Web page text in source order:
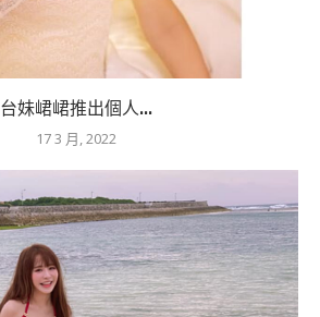
台妹峮峮推出個人...
17 3 月, 2022